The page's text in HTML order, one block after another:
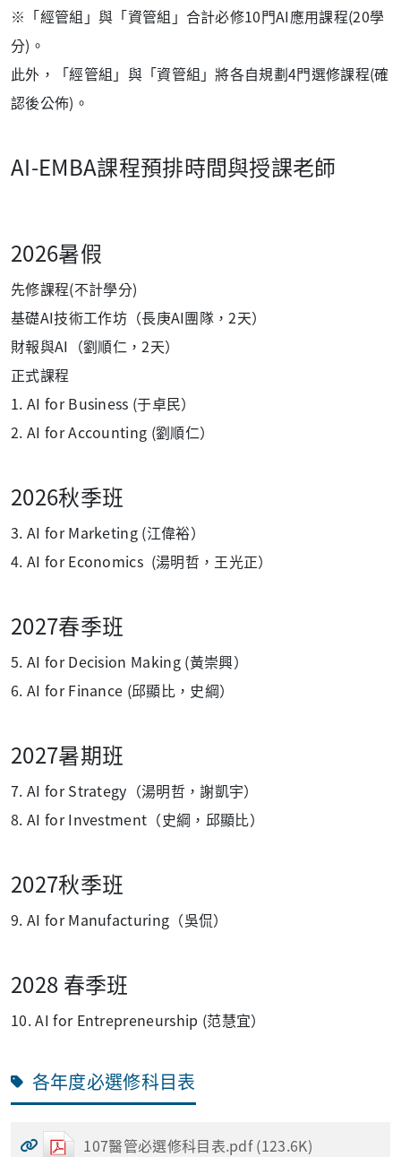
※ 「經管組」與「資管組」合計必修10門AI應用課程(20學
分)。
此外，「經管組」與「資管組」將各自規劃4門選修課程(確
認後公佈)。
AI-EMBA課程預排時間與授課老師
2026暑假
先修課程(不計學分)
基礎AI技術工作坊（長庚AI團隊，2天）
財報與AI（劉順仁，2天）
正式課程
1. AI for Business (于卓民）
2. AI for Accounting (劉順仁）
2026秋季班
3. AI for Marketing (江偉裕）
4. AI for Economics (湯明哲，王光正）
2027春季班
5. AI for Decision Making (黃崇興）
6. AI for Finance (邱顯比，史綱）
2027暑期班
7. AI for Strategy（湯明哲，謝凱宇）
8. AI for Investment（史綱，邱顯比）
2027秋季班
9. AI for Manufacturing （吳侃）
2028 春季班
10. AI for Entrepreneurship (范慧宜）
各年度必選修科目表
107醫管必選修科目表.pdf (123.6K)